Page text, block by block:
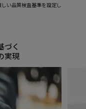
い品質検査基準を設定し
づく
実現